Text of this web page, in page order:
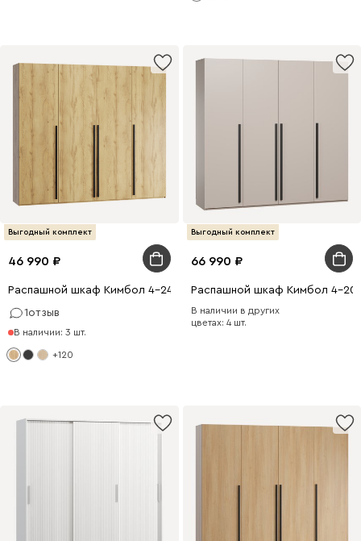
Выгодный комплект
46 990
Распашной шкаф Кимбол 4-240x210 Дуб Золотистый
1отзыв
В наличии: 3 шт.
+120
Выгодный комплект
66 990
Распашной шкаф Кимбол 4-
В наличии в других
цветах: 4 шт.